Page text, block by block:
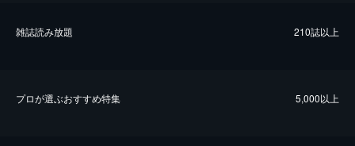
雑誌読み放題 210誌以上
プロが選ぶおすすめ特集 5,000以上